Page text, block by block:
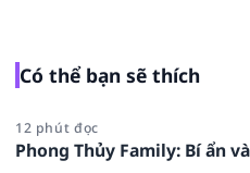
Có thể bạn sẽ thích
12 phút đọc
Phong Thủy Family: Bí ẩn